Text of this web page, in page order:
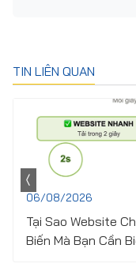
TIN LIÊN QUAN
06/08/2026
Tại Sao Website
Biến Mà Bạn Cần